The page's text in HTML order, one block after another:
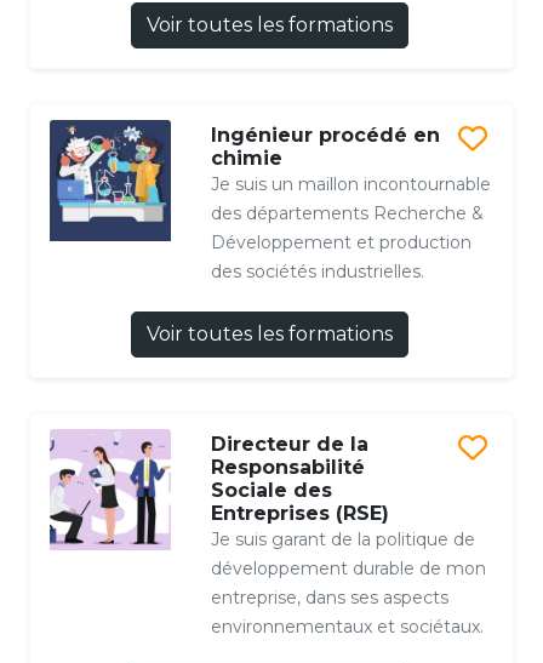
Voir toutes les formations
Ingénieur procédé en
chimie
Je suis un maillon incontournable
des départements Recherche &
Développement et production
des sociétés industrielles.
Voir toutes les formations
Directeur de la
Responsabilité
Sociale des
Entreprises (RSE)
Je suis garant de la politique de
développement durable de mon
entreprise, dans ses aspects
environnementaux et sociétaux.